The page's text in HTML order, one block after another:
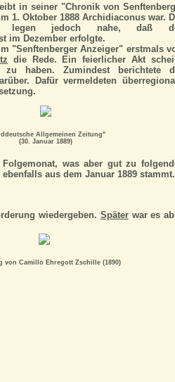
in seiner "Chronik von
1. Oktober 1888 Archidiaconus war.
legen jedoch nahe, daß
im Dezember erfolgte.
"Senftenberger Anzeiger" erstmals
die Rede. Ein feierlicher Akt
zu haben. Zumindest berichtete
Dafür vermeldeten
Allgemeinen Zeitung"
(30. Januar 1889)
was aber gut zu
aus dem Januar 1889 stammt.
wiedergeben. Späterwar es
von Camillo Ehregott Zschille (1890)